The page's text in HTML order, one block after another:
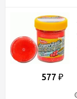
577 ₽